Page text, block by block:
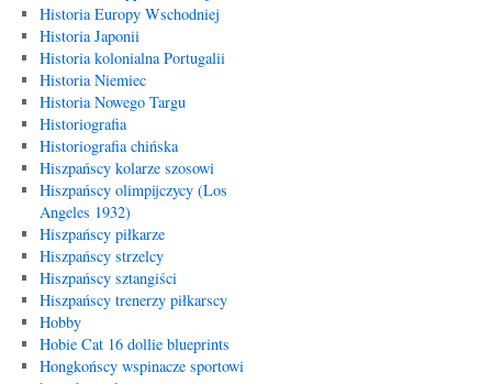
Historia Europy Wschodniej
Historia Japonii
Historia kolonialna Portugalii
Historia Niemiec
Historia Nowego Targu
Historiografia
Historiografia chińska
Hiszpańscy kolarze szosowi
Hiszpańscy olimpijczycy (Los
Angeles 1932)
Hiszpańscy piłkarze
Hiszpańscy strzelcy
Hiszpańscy sztangiści
Hiszpańscy trenerzy piłkarscy
Hobby
Hobie Cat 16 dollie blueprints
Hongkońscy wspinacze sportowi